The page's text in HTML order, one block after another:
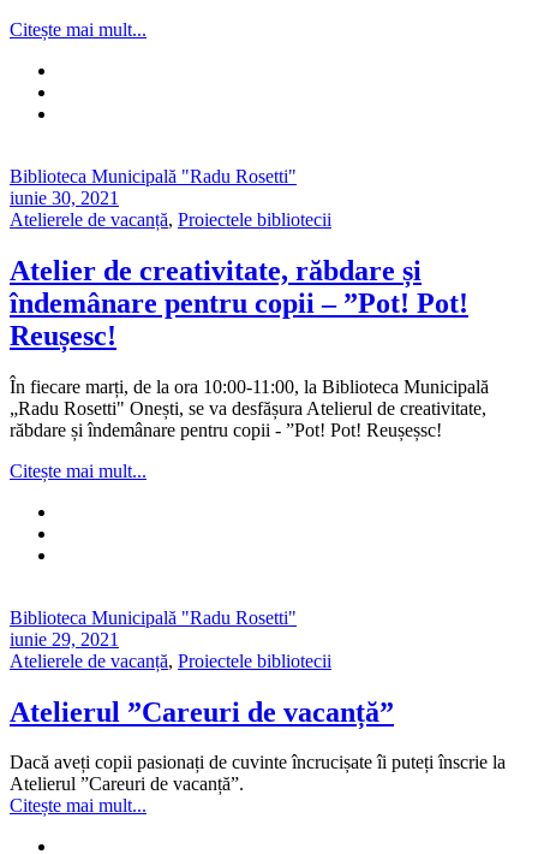
Citește mai mult...
Biblioteca Municipală "Radu Rosetti"
iunie 30, 2021
Atelierele de vacanță, Proiectele bibliotecii
Atelier de creativitate, răbdare și
îndemânare pentru copii – ”Pot! Pot!
Reușesc!
În fiecare marți, de la ora 10:00-11:00, la Biblioteca Municipală
„Radu Rosetti" Onești, se va desfășura Atelierul de creativitate,
răbdare și îndemânare pentru copii - ”Pot! Pot! Reușeșsc!
Citește mai mult...
Biblioteca Municipală "Radu Rosetti"
iunie 29, 2021
Atelierele de vacanță, Proiectele bibliotecii
Atelierul ”Careuri de vacanță”
Dacă aveți copii pasionați de cuvinte încrucișate îi puteți înscrie la
Atelierul ”Careuri de vacanță”.
Citește mai mult...